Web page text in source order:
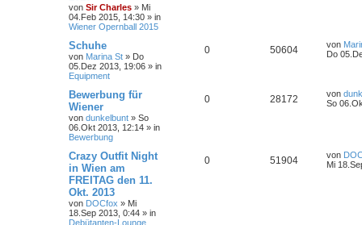
von Sir Charles » Mi
04.Feb 2015, 14:30 » in
Wiener Opernball 2015
Schuhe
von Marina St » Do
05.Dez 2013, 19:06 » in
Equipment
0 50604 von
Do
Bewerbung für
Wiener
von dunkelbunt » So
06.Okt 2013, 12:14 » in
Bewerbung
0 28172 von
So
Crazy Outfit Night
in Wien am
FREITAG den 11.
Okt. 2013
von DOCfox » Mi
18.Sep 2013, 0:44 » in
Debütanten-Lounge
0 51904 von
Mi